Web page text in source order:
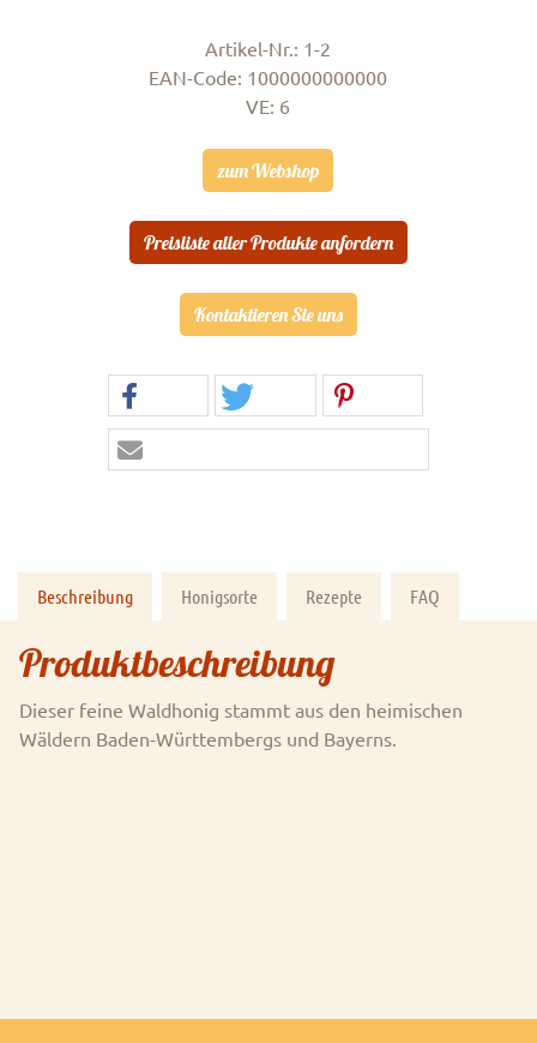
Artikel-Nr.: 1-2
EAN-Code: 1000000000000
VE: 6
zum Webshop
Preisliste aller Produkte anfordern
Kontaktieren Sie uns
Beschreibung Honigsorte Rezepte FAQ
Produktbeschreibung
Dieser feine Waldhonig stammt aus den heimischen
Wäldern Baden-Württembergs und Bayerns.